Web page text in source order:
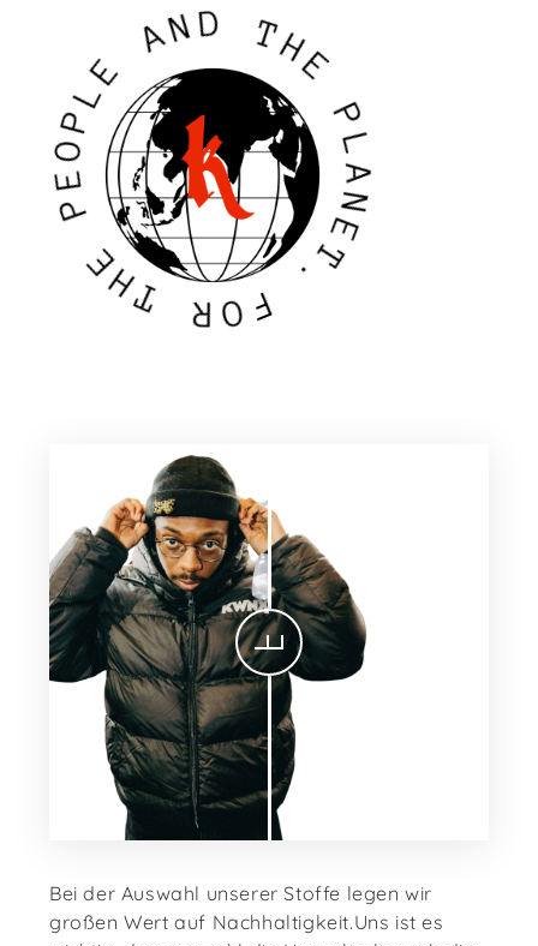
F
O
T
H
E
P
E
O
P
L
A N TH
E
P
L
A
N
E
T
Bei der Auswahl unserer Stoffe legen wir
großen Wert auf Nachhaltigkeit.Uns ist es